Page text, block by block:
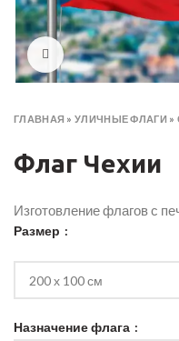
Click to enlarge
ГЛАВНАЯ »УЛИЧНЫЕ ФЛАГИ »
Флаг Чехии
Изготовление флагов с
Размер
Назначение флага